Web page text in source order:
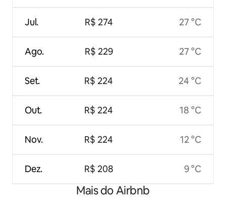
Jul.
Ago.
Set.
Out.
Nov.
Dez.
R$ 274
R$ 229
R$ 224
R$ 224
R$ 224
R$ 208
27 °C
27 °C
24 °C
18 °C
12 °C
9 °C
Mais do Airbnb